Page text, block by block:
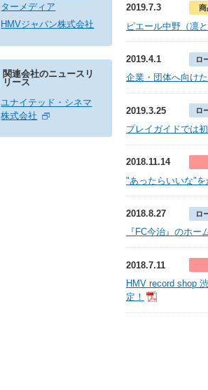
ターメディア
HMVジャパン株式会社
関連会社のニュースリ
リース
ユナイテッド・シネマ
株式会社
2019.7.3 商
ピエール中野（凛
2019.4.1 ロ
企業・団体へ向け
2019.3.25 ロ
プレイガイドでは
2018.11.14
"あったらいいな"
2018.8.27 ロ
『FC今治』のホ
2018.7.11
HMV record shop
定！